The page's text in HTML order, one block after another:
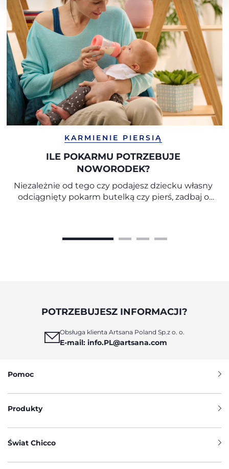
KARMIENIE PIERSIĄ
ILE POKARMU POTRZEBUJE
NOWORODEK?
Niezależnie od tego czy podajesz dziecku własny
odciągnięty pokarm butelką czy pierś, zadbaj o
POTRZEBUJESZ INFORMACJI?
Obsługa klienta Artsana Poland Sp.z o. o.
E-mail: info.PL@artsana.com
Pomoc
Produkty
Świat Chicco